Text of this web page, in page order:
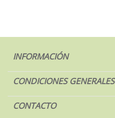
INFORMACIÓN
CONDICIONES GENERALES
CONTACTO